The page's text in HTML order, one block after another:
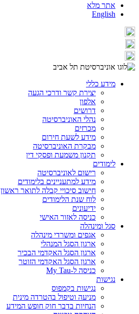
אתר מלא
English
מידע כללי
יצירת קשר ודרכי הגעה
אלפון
דרושים
נהלי האוניברסיטה
מכרזים
מידע לשעת חירום
מבקרת האוניברסיטה
תקנון משמעת ופסקי דין
לימודים
רישום לאוניברסיטה
מידע למתעניינים בלימודים
חישוב סיכויי קבלה לתואר ראשון
לוח שנת הלימודים
ידיעונים
כניסה לאזור האישי
סגל ומינהלה
אגפים ומשרדי מינהלה
ארגון הסגל המנהלי
ארגון הסגל האקדמי הבכיר
ארגון הסגל האקדמי הזוטר
כניסה ל-My Tau
נגישות
נגישות בקמפוס
מניעה וטיפול בהטרדה מינית
הנחיות בדבר חוק חופש המידע